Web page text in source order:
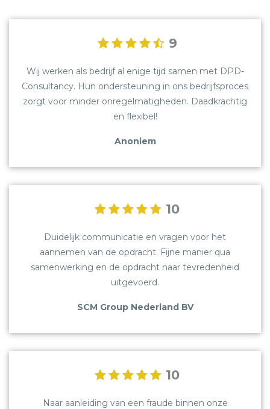
9
Wij werken als bedrijf al enige tijd samen met DPD-
Consultancy. Hun ondersteuning in ons bedrijfsproces
zorgt voor minder onregelmatigheden. Daadkrachtig
en flexibel!
Anoniem
10
Duidelijk communicatie en vragen voor het
aannemen van de opdracht. Fijne manier qua
samenwerking en de opdracht naar tevredenheid
uitgevoerd.
SCM Group Nederland BV
10
Naar aanleiding van een fraude binnen onze